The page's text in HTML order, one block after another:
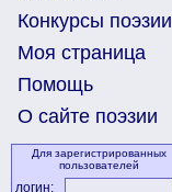
Конкурсы поэзии
Моя страница
Помощь
О сайте поэзии
Для зарегистрированных
пользователей
логин: